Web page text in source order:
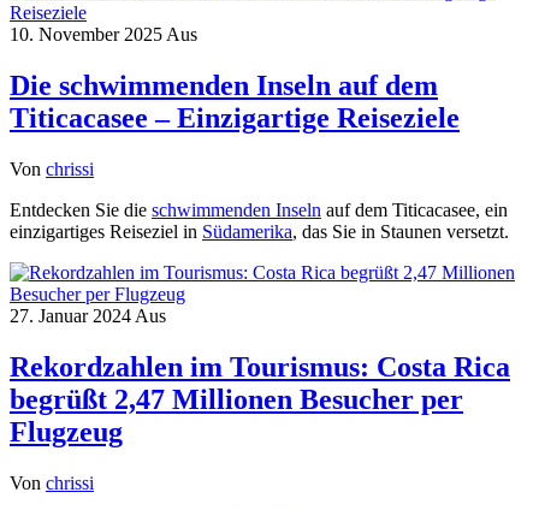
10. November 2025 Aus
Die schwimmenden Inseln auf dem
Titicacasee – Einzigartige Reiseziele
Von chrissi
Entdecken Sie die schwimmenden Inseln auf dem Titicacasee, ein
einzigartiges Reiseziel in Südamerika, das Sie in Staunen versetzt.
27. Januar 2024 Aus
Rekordzahlen im Tourismus: Costa Rica
begrüßt 2,47 Millionen Besucher per
Flugzeug
Von chrissi